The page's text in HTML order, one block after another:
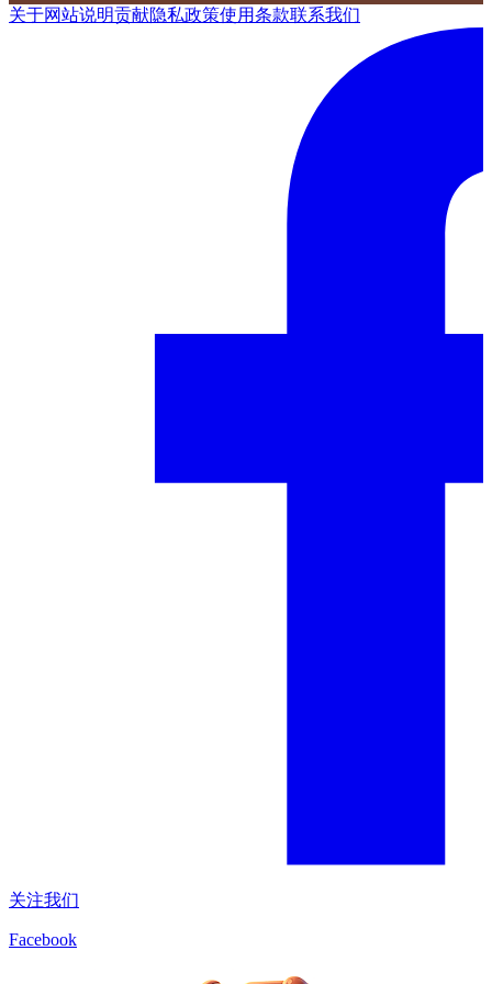
关于网站说明贡献隐私政策使用条款联系我们
关注我们
Facebook